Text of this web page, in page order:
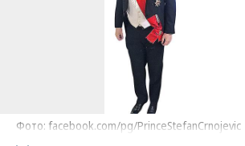
Фото: facebook.com/pg/PrinceStefanCrnojevic